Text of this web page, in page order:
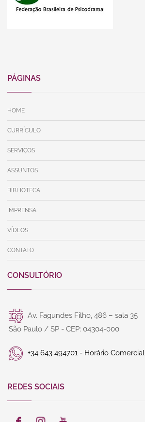
PÁGINAS
HOME
CURRÍCULO
SERVIÇOS
ASSUNTOS
BIBLIOTECA
IMPRENSA
VÍDEOS
CONTATO
CONSULTÓRIO
Av. Fagundes Filho, 486 – sala 35
São Paulo / SP - CEP: 04304-000
+34 643 494701 - Horário Comercial
REDES SOCIAIS